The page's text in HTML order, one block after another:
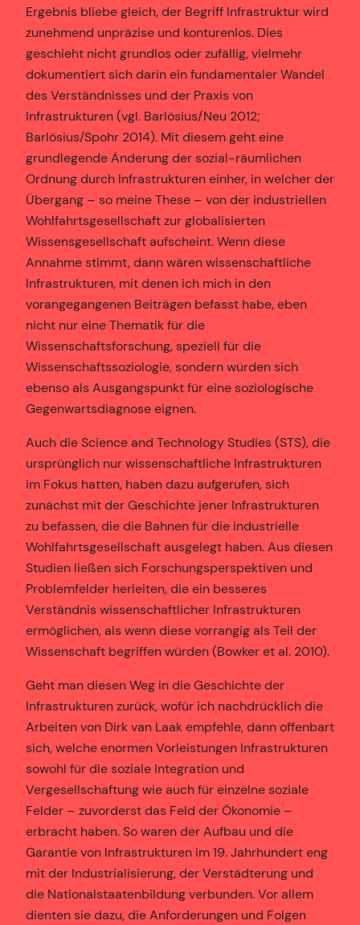
Ergebnis bliebe gleich, der Begriff Infrastruktur wird
zunehmend unpräzise und konturenlos. Dies
geschieht nicht grundlos oder zufällig, vielmehr
dokumentiert sich darin ein fundamentaler Wandel
des Verständnisses und der Praxis von
Infrastrukturen (vgl. Barlösius/Neu 2012;
Barlösius/Spohr 2014). Mit diesem geht eine
grundlegende Änderung der sozial-räumlichen
Ordnung durch Infrastrukturen einher, in welcher der
Übergang – so meine These – von der industriellen
Wohlfahrtsgesellschaft zur globalisierten
Wissensgesellschaft aufscheint. Wenn diese
Annahme stimmt, dann wären wissenschaftliche
Infrastrukturen, mit denen ich mich in den
vorangegangenen Beiträgen befasst habe, eben
nicht nur eine Thematik für die
Wissenschaftsforschung, speziell für die
Wissenschaftssoziologie, sondern würden sich
ebenso als Ausgangspunkt für eine soziologische
Gegenwartsdiagnose eignen.
Auch die Science and Technology Studies (STS), die
ursprünglich nur wissenschaftliche Infrastrukturen
im Fokus hatten, haben dazu aufgerufen, sich
zunächst mit der Geschichte jener Infrastrukturen
zu befassen, die die Bahnen für die industrielle
Wohlfahrtsgesellschaft ausgelegt haben. Aus diesen
Studien ließen sich Forschungsperspektiven und
Problemfelder herleiten, die ein besseres
Verständnis wissenschaftlicher Infrastrukturen
ermöglichen, als wenn diese vorrangig als Teil der
Wissenschaft begriffen würden (Bowker et al. 2010).
Geht man diesen Weg in die Geschichte der
Infrastrukturen zurück, wofür ich nachdrücklich die
Arbeiten von Dirk van Laak empfehle, dann offenbart
sich, welche enormen Vorleistungen Infrastrukturen
sowohl für die soziale Integration und
Vergesellschaftung wie auch für einzelne soziale
Felder – zuvorderst das Feld der Ökonomie –
erbracht haben. So waren der Aufbau und die
Garantie von Infrastrukturen im 19. Jahrhundert eng
mit der Industrialisierung, der Verstädterung und
die Nationalstaatenbildung verbunden. Vor allem
dienten sie dazu, die Anforderungen und Folgen